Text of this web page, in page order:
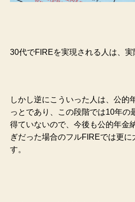
30代でFIREを実現される人は、実
しかし逆にこういった人は、公的
っとであり、この段階では10年の
得ていないので、今後も公的年金
ぎだった場合のフルFIREでは更に
す。